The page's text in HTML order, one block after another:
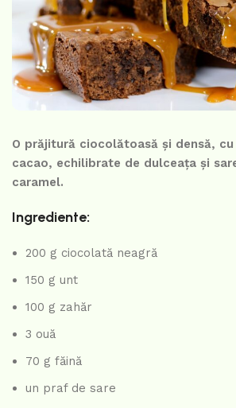
O prăjitură ciocolătoasă și densă,
cacao, echilibrate de dulceața și
caramel.
Ingrediente:
200 g ciocolată neagră
150 g unt
100 g zahăr
3 ouă
70 g făină
un praf de sare